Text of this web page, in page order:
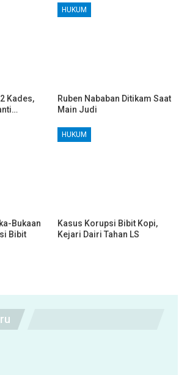
Kades,
HUKUM
Ruben Nababan Ditikam Saat
Main Judi
Bukaan
Bibit
HUKUM
Kasus Korupsi Bibit Kopi,
Kejari Dairi Tahan LS